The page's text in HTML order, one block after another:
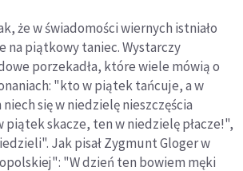
że w świadomości wiernych istniało
na piątkowy taniec. Wystarczy
porzekadła, które wiele mówią o
"kto w piątek tańcuje, a w
się w niedzielę nieszczęścia
skacze, ten w niedzielę płacze!",
Jak pisał Zygmunt Gloger w
"W dzień ten bowiem męki